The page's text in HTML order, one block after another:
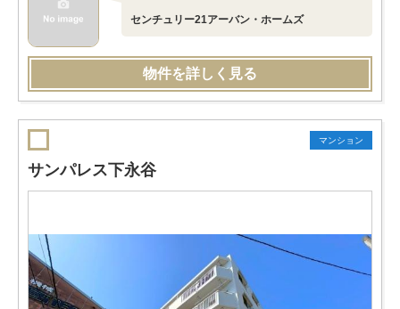
センチュリー21アーバン・ホームズ
物件を詳しく見る
マンション
サンパレス下永谷